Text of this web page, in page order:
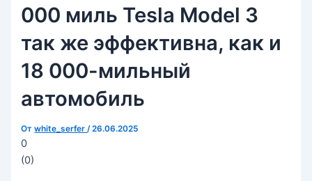
000 миль Tesla Model 3
так же эффективна, как и
18 000-мильный
автомобиль
Отwhite_serfer/26.06.2025
0
(0)